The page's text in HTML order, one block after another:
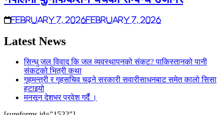
February 7, 2026February 7, 2026
Latest News
सिन्धु जल विवाद कि जल व्यवस्थापनको संकट? पाकिस्तानको पानी
संकटको भित्री कथा
गृहमन्त्री र गृहसचिव चढ्ने सरकारी सवारीसाधनबाट समेत कालो सिसा
हटाइयो
मनसून देशभर प्रवेश गर्दै ।